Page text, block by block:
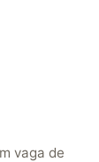
vaga de